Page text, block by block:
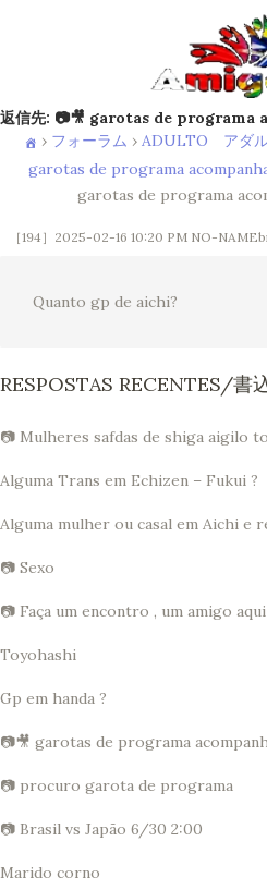
返信先: 📷🎥 garotas de programa
› フォーラム › ADULTO アダ
garotas de programa
garotas de programa
［194］2025-02-16 10:20 PM NO-
Quanto gp de aichi?
RESPOSTAS RECENTES/書
📷 Mulheres safdas de shiga aigilo
Alguma Trans em Echizen – Fukui ?
Alguma mulher ou casal em Aichi e
📷 Sexo
📷 Faça um encontro , um amigo aqui
Toyohashi
Gp em handa ?
📷🎥 garotas de programa
📷 procuro garota de programa
📷 Brasil vs Japão 6/30 2:00
Marido corno